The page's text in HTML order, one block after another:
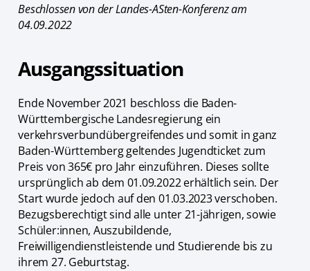
Beschlossen von der Landes-ASten-Konferenz am
04.09.2022
Ausgangssituation
Ende November 2021 beschloss die Baden-
Württembergische Landesregierung ein
verkehrsverbundübergreifendes und somit in ganz
Baden-Württemberg geltendes Jugendticket zum
Preis von 365€ pro Jahr einzuführen. Dieses sollte
ursprünglich ab dem 01.09.2022 erhältlich sein. Der
Start wurde jedoch auf den 01.03.2023 verschoben.
Bezugsberechtigt sind alle unter 21-jährigen, sowie
Schüler:innen, Auszubildende,
Freiwilligendienstleistende und Studierende bis zu
ihrem 27. Geburtstag.